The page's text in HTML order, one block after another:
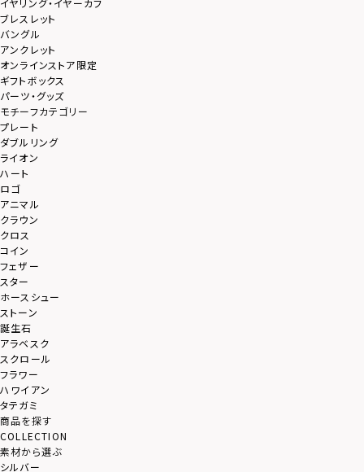
ブレスレット
バングル
アンクレット
オンラインストア限定
ギフトボックス
パーツ・グッズ
モチーフカテゴリー
プレート
ダブルリング
ライオン
ハート
ロゴ
アニマル
クラウン
クロス
コイン
フェザー
スター
ホースシュー
ストーン
誕生石
アラベスク
スクロール
フラワー
ハワイアン
タテガミ
商品を探す
COLLECTION
素材から選ぶ
シルバー